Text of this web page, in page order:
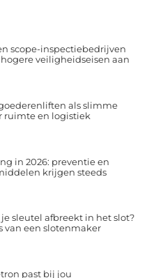
scope-inspectiebedrijven
veiligheidseisen aan
als slimme
ruimte en logistiek
in 2026: preventie en
krijgen steeds
je sleutel afbreekt in het slot?
van een slotenmaker
past bij jou